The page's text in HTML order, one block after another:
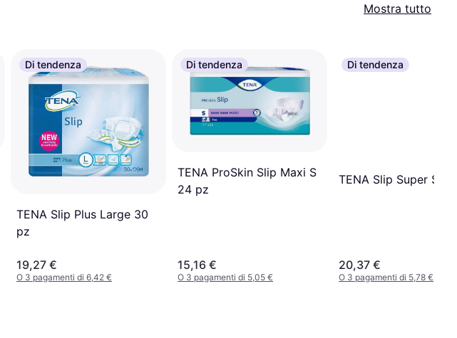
Mostra tutto
Di tendenza
TENA Slip Plus Large 30
pz
19,27 €
O 3 pagamenti di 6,42 €
Di tendenza
TENA ProSkin Slip Maxi S
24 pz
15,16 €
O 3 pagamenti di 5,05 €
Di tendenza
TENA Slip Super S
20,37 €
O 3 pagamenti di 5,78 €